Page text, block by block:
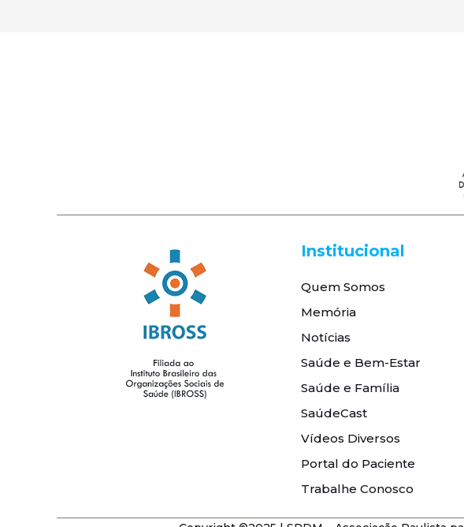
Institucional
Quem Somos
Memória
Notícias
Saúde e Bem-Estar
Saúde e Família
SaúdeCast
Vídeos Diversos
Portal do Paciente
Trabalhe Conosco